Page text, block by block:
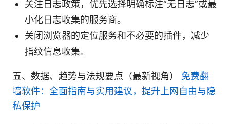
关注日志政策，优先选择明确标注“无日志”或最
小化日志收集的服务商。
关闭浏览器的定位服务和不必要的插件，减少
指纹信息收集。
五、数据、趋势与法规要点（最新视角） 免费翻
墙软件：全面指南与实用建议，提升上网自由与隐
私保护